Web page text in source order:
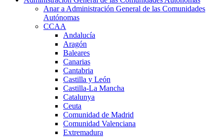
Anar a Administración General de las Comunidades
Autónomas
CCAA
Andalucía
Aragón
Baleares
Canarias
Cantabria
Castilla y León
Castilla-La Mancha
Catalunya
Ceuta
Comunidad de Madrid
Comunidad Valenciana
Extremadura